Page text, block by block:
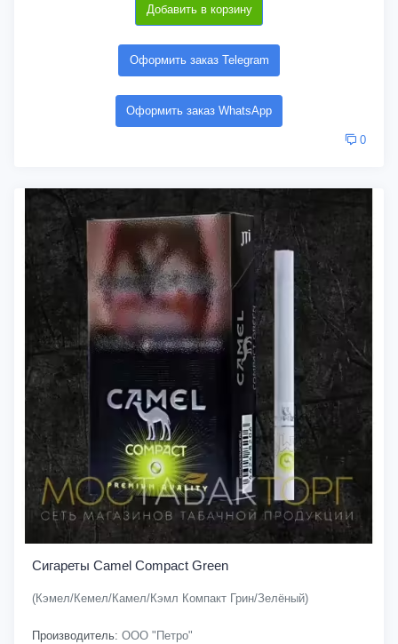
Добавить в корзину
Оформить заказ Telegram
Оформить заказ WhatsApp
0
Сигареты Camel Compact Green
(Кэмел/Кемел/Камел/Кэмл Компакт Грин/Зелёный)
Производитель: ООО "Петро"